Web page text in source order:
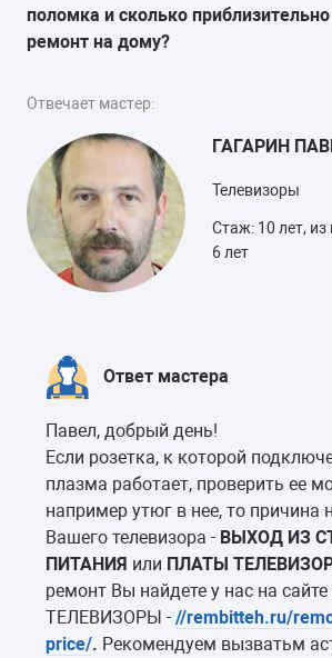
поломка и сколько приблизительно
ремонт на дому?
Отвечает мастер:
ГАГАРИН
Телевизоры
Стаж: 10 лет,
6 лет
Ответ мастера
Павел, добрый день!
Если розетка, к которой
плазма работает, проверить ее
например утюг в нее, то причина
Вашего телевизора - ВЫХОД ИЗ
ПИТАНИЯ или ПЛАТЫ
ремонт Вы найдете у нас на
ТЕЛЕВИЗОРЫ - //rembitteh.ru/
price/. Рекомендуем вызватьм